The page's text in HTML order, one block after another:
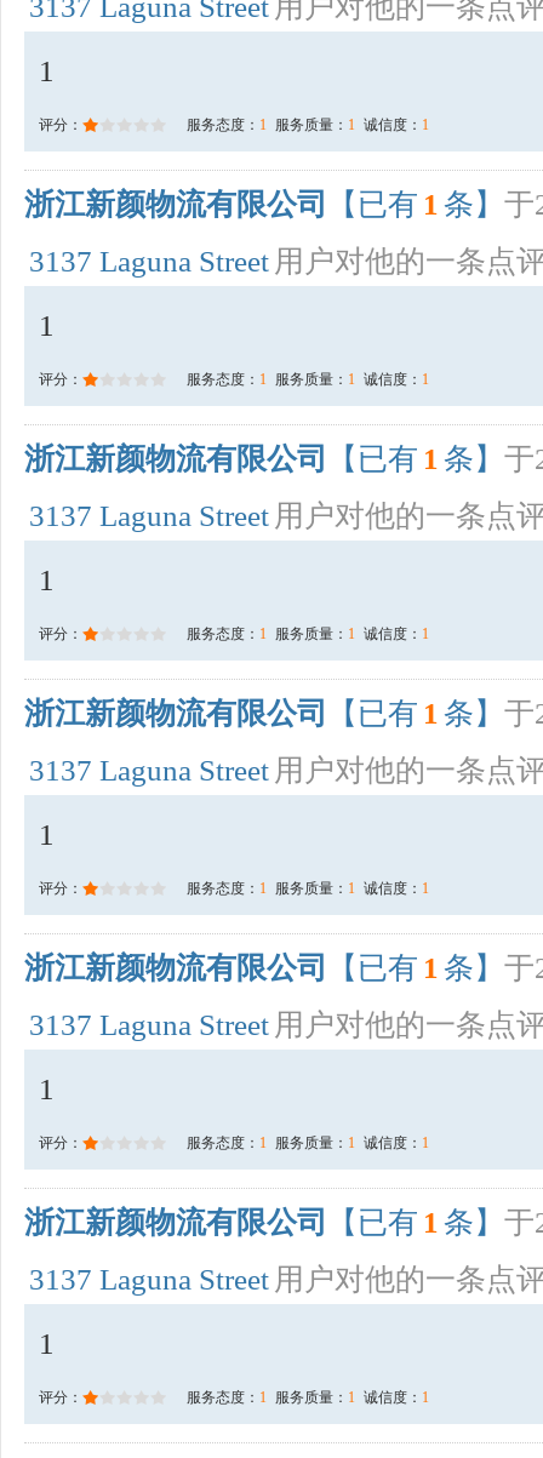
1
评分： 服务态度： 1 服务质量： 1 诚信度： 1
浙江新颜物流有限公司 【已有 1 条】 于
3137 Laguna Street 用户对他的一条点
1
评分： 服务态度： 1 服务质量： 1 诚信度： 1
浙江新颜物流有限公司 【已有 1 条】 于
3137 Laguna Street 用户对他的一条点
1
评分： 服务态度： 1 服务质量： 1 诚信度： 1
浙江新颜物流有限公司 【已有 1 条】 于
3137 Laguna Street 用户对他的一条点
1
评分： 服务态度： 1 服务质量： 1 诚信度： 1
浙江新颜物流有限公司 【已有 1 条】 于
3137 Laguna Street 用户对他的一条点
1
评分： 服务态度： 1 服务质量： 1 诚信度： 1
浙江新颜物流有限公司 【已有 1 条】 于
3137 Laguna Street 用户对他的一条点
1
评分： 服务态度： 1 服务质量： 1 诚信度： 1